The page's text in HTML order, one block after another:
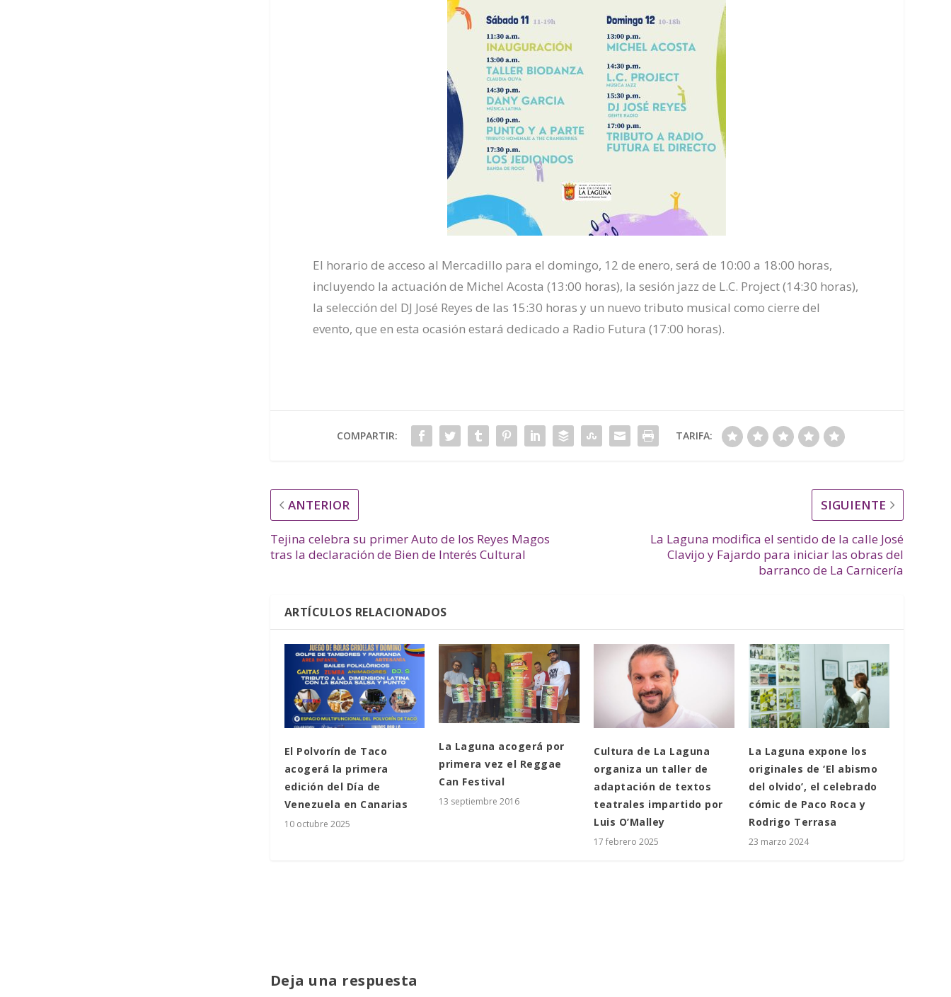
El horario de acceso al Mercadillo para el domingo, 12 de enero, será de 10:00 a 18:00 horas,
incluyendo la actuación de Michel Acosta (13:00 horas), la sesión jazz de L.C. Project (14:30 horas),
la selección del DJ José Reyes de las 15:30 horas y un nuevo tributo musical como cierre del
evento, que en esta ocasión estará dedicado a Radio Futura (17:00 horas).
COMPARTIR: TARIFA:
ANTERIOR
Tejina celebra su primer Auto de los Reyes Magos
tras la declaración de Bien de Interés Cultural
SIGUIENTE
La Laguna modifica el sentido de la calle José
Clavijo y Fajardo para iniciar las obras del
barranco de La Carnicería
ARTÍCULOS RELACIONADOS
El Polvorín de Taco
acogerá la primera
edición del Día de
Venezuela en Canarias
10 octubre 2025
La Laguna acogerá por
primera vez el Reggae
Can Festival
13 septiembre 2016
Cultura de La Laguna
organiza un taller de
adaptación de textos
teatrales impartido por
Luis O’Malley
17 febrero 2025
La Laguna expone los
originales de ‘El abismo
del olvido’, el celebrado
cómic de Paco Roca y
Rodrigo Terrasa
23 marzo 2024
Deja una respuesta